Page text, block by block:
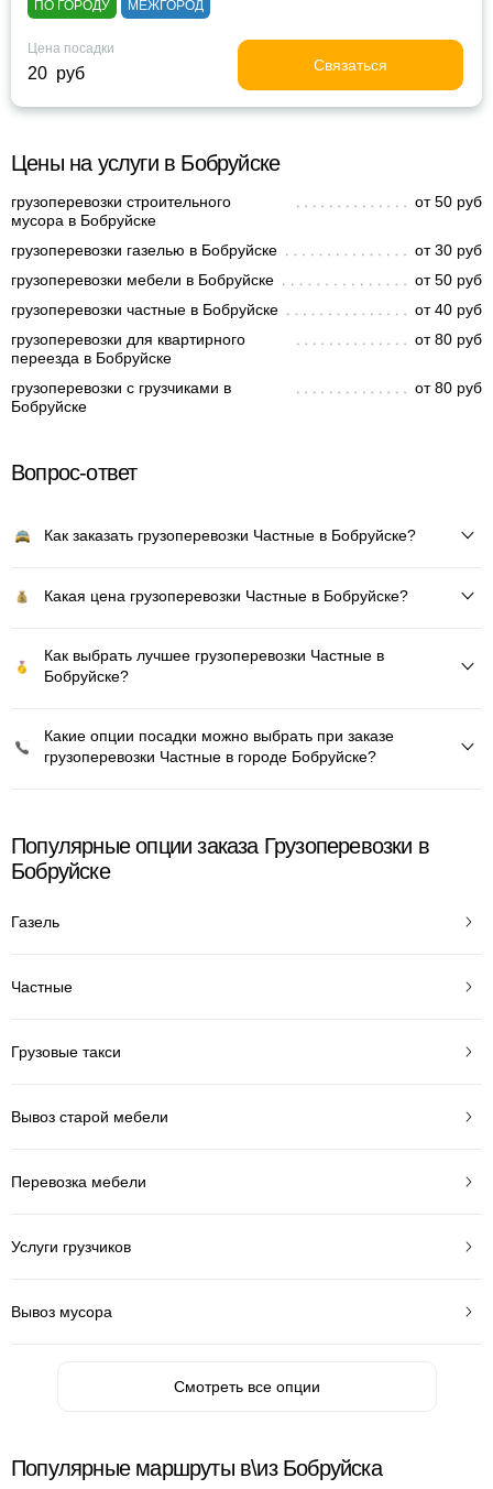
ПО ГОРОДУ МЕЖГОРОД
Цена посадки
20 руб Связаться
Цены на услуги в Бобруйске
грузоперевозки строительного
мусора в Бобруйске
от 50 руб
грузоперевозки газелью в Бобруйске
от 30 руб
грузоперевозки мебели в Бобруйске
от 50 руб
грузоперевозки частные в Бобруйске
от 40 руб
грузоперевозки для квартирного
переезда в Бобруйске
от 80 руб
грузоперевозки с грузчиками в
Бобруйске
от 80 руб
Вопрос-ответ
Как заказать грузоперевозки Частные в Бобруйске?
Какая цена грузоперевозки Частные в Бобруйске?
Как выбрать лучшее грузоперевозки Частные в
Бобруйске?
Какие опции посадки можно выбрать при заказе
грузоперевозки Частные в городе Бобруйске?
Популярные опции заказа Грузоперевозки в
Бобруйске
Газель
Частные
Грузовые такси
Вывоз старой мебели
Перевозка мебели
Услуги грузчиков
Вывоз мусора
Смотреть все опции
Популярные маршруты в\из Бобруйска